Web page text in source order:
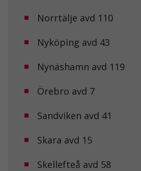
Norrtälje avd 110
Nyköping avd 43
Nynäshamn avd 119
Örebro avd 7
Sandviken avd 41
Skara avd 15
Skellefteå avd 58